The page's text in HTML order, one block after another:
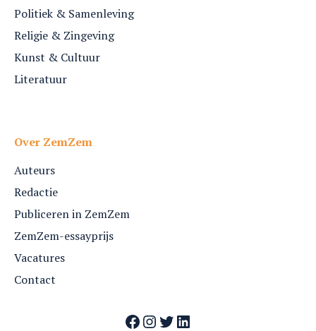
Politiek & Samenleving
Religie & Zingeving
Kunst & Cultuur
Literatuur
Over ZemZem
Auteurs
Redactie
Publiceren in ZemZem
ZemZem-essayprijs
Vacatures
Contact
Facebook
Instagram
Twitter
LinkedIn